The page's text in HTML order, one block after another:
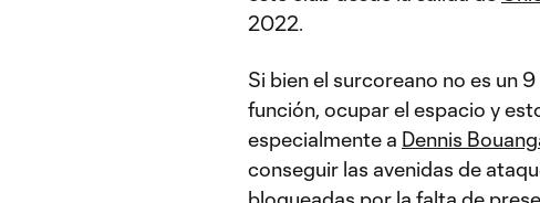
2022.
Si bien el surcoreano no es un
función, ocupar el espacio y
especialmente a Dennis
conseguir las avenidas de